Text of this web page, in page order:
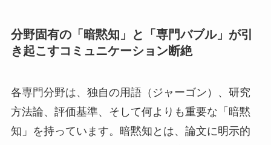
分野固有の「暗黙知」と「専門バブル」が引
き起こすコミュニケーション断絶
各専門分野は、独自の用語（ジャーゴン）、研究
方法論、評価基準、そして何よりも重要な「暗黙
知」を持っています。暗黙知とは、論文に明示的